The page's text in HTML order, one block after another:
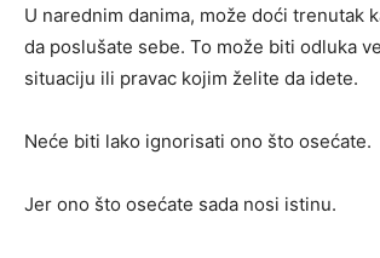
U narednim danima, može doći trenutak
da poslušate sebe. To može biti odluka
situaciju ili pravac kojim želite da idete.
Neće biti lako ignorisati ono što osećate.
Jer ono što osećate sada nosi istinu.